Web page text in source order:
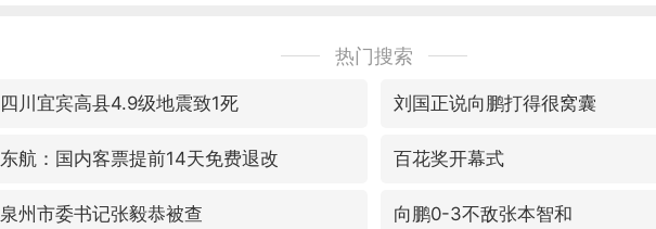
热门搜索
四川宜宾高县4.9级地震致1死 刘国正说向鹏打得很窝囊
东航：国内客票提前14天免费退改 百花奖开幕式
泉州市委书记张毅恭被查 向鹏0-3不敌张本智和